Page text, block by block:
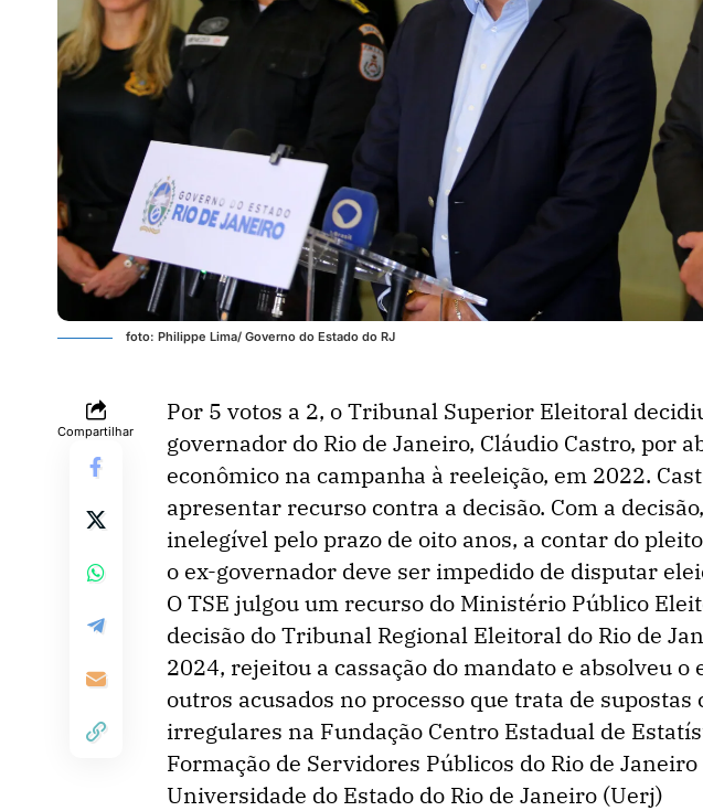
foto: Philippe Lima/ Governo do Estado do RJ
Compartilhar
Por 5 votos a 2, o Tribunal Superior Eleitoral
governador do Rio de Janeiro, Cláudio Castro, por
econômico na campanha à reeleição, em 2022.
apresentar recurso contra a decisão. Com a
inelegível pelo prazo de oito anos, a contar do
o ex-governador deve ser impedido de disputar
O TSE julgou um recurso do Ministério Público
decisão do Tribunal Regional Eleitoral do Rio de
2024, rejeitou a cassação do mandato e absolveu o
outros acusados no processo que trata de supostas
irregulares na Fundação Centro Estadual de
Formação de Servidores Públicos do Rio de
Universidade do Estado do Rio de Janeiro (Uerj)